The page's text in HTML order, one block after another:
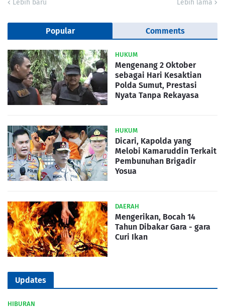
Lebih baru Lebih lama
Popular Comments
HUKUM
Mengenang 2 Oktober
sebagai Hari Kesaktian
Polda Sumut, Prestasi
Nyata Tanpa Rekayasa
HUKUM
Dicari, Kapolda yang
Melobi Kamaruddin Terkait
Pembunuhan Brigadir
Yosua
DAERAH
Mengerikan, Bocah 14
Tahun Dibakar Gara - gara
Curi Ikan
Updates
HIBURAN